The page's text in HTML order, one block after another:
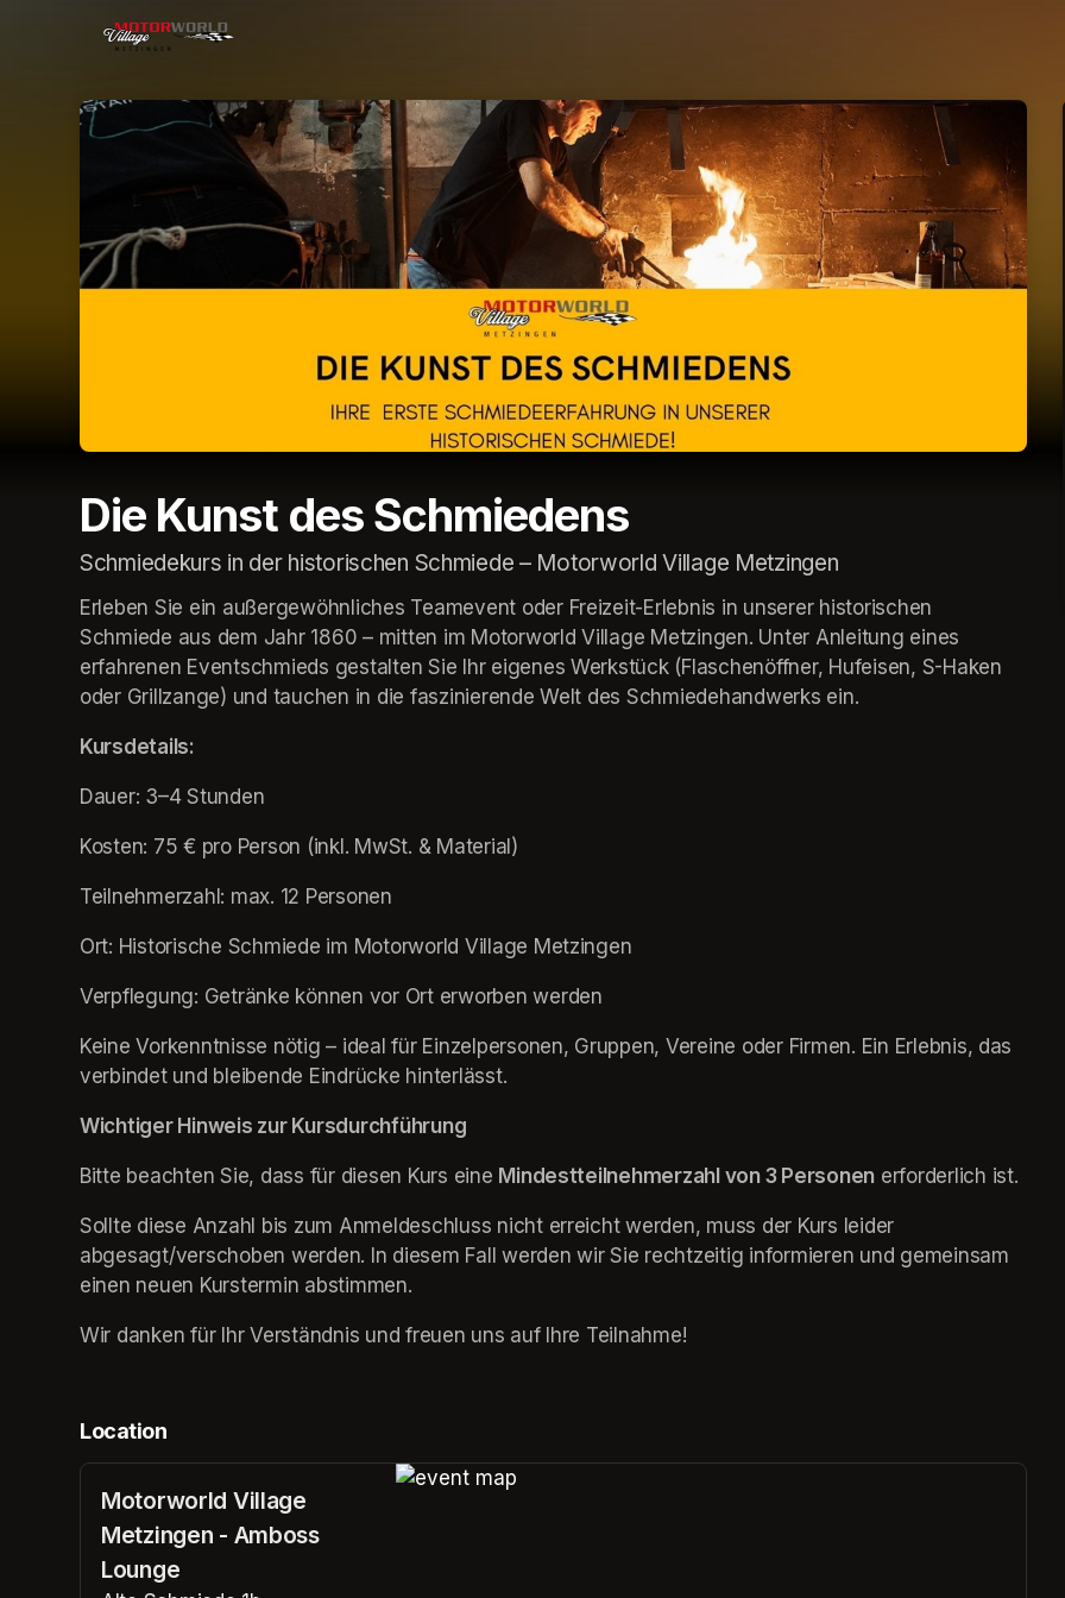
Die Kunst des Schmiedens
Schmiedekurs in der historischen Schmiede – Motorworld Village Metzingen
Erleben Sie ein außergewöhnliches Teamevent oder Freizeit-Erlebnis in unserer historischen
Schmiede aus dem Jahr 1860 – mitten im Motorworld Village Metzingen. Unter Anleitung eines
erfahrenen Eventschmieds gestalten Sie Ihr eigenes Werkstück (Flaschenöffner, Hufeisen, S-Haken
oder Grillzange) und tauchen in die faszinierende Welt des Schmiedehandwerks ein.
Kursdetails:
Dauer: 3–4 Stunden
Kosten: 75 € pro Person (inkl. MwSt. & Material)
Teilnehmerzahl: max. 12 Personen
Ort: Historische Schmiede im Motorworld Village Metzingen
Verpflegung: Getränke können vor Ort erworben werden
Keine Vorkenntnisse nötig – ideal für Einzelpersonen, Gruppen, Vereine oder Firmen. Ein Erlebnis, das
verbindet und bleibende Eindrücke hinterlässt.
Wichtiger Hinweis zur Kursdurchführung
Bitte beachten Sie, dass für diesen Kurs eine Mindestteilnehmerzahl von 3 Personen erforderlich ist.
Sollte diese Anzahl bis zum Anmeldeschluss nicht erreicht werden, muss der Kurs leider
abgesagt/verschoben werden. In diesem Fall werden wir Sie rechtzeitig informieren und gemeinsam
einen neuen Kurstermin abstimmen.
Wir danken für Ihr Verständnis und freuen uns auf Ihre Teilnahme!
Location
Motorworld Village
Metzingen - Amboss
Lounge